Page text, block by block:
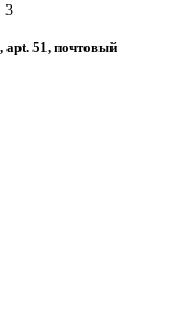
3
apt. 51, почтовый